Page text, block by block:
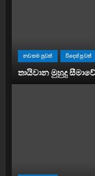
නවතම පුවත් විදෙස් පුවත්
තායිවාන මුහුදු